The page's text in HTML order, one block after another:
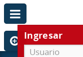
Ingresar